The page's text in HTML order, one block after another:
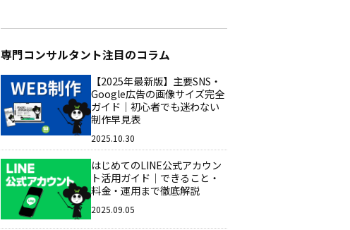
専門コンサルタント注目のコラム
【2025年最新版】主要SNS・
Google広告の画像サイズ完全
ガイド｜初心者でも迷わない
制作早見表
2025.10.30
はじめてのLINE公式アカウン
ト活用ガイド｜できること・
料金・運用まで徹底解説
2025.09.05